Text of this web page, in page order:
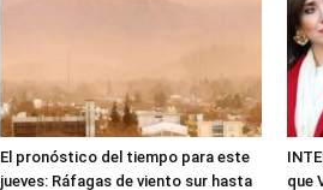
El pronóstico del tiempo para este
jueves: Ráfagas de viento sur hasta
que